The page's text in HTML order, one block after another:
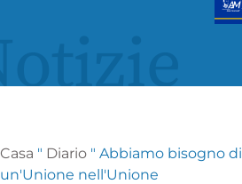
Casa " Diario " Abbiamo bisogno di
un'Unione nell'Unione